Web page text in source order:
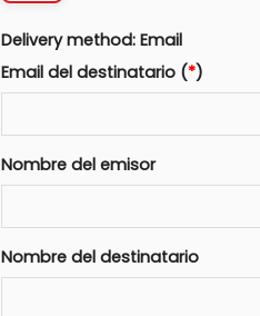
Delivery method: Email
Email del destinatario (*)
Nombre del emisor
Nombre del destinatario